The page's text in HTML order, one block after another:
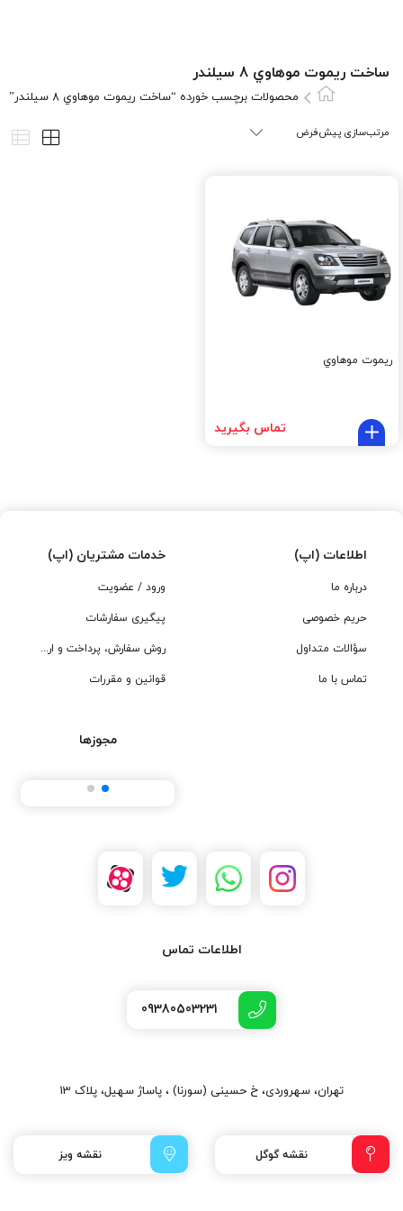
ساخت ريموت موهاوي 8 سيلندر
محصولات برچسب خورده “ساخت ريموت موهاوي 8 سيلندر”
ريموت موهاوي
تماس بگیرید
اطلاعات (اپ)
درباره ما
حریم خصوصی
سؤالات متداول
تماس با ما
خدمات مشتریان (اپ)
ورود / عضویت
پیگیری سفارشات
روش سفارش، پرداخت و ارسال
قوانین و مقررات
مجوزها
اطلاعات تماس
09380503231
تهران، سهروردی، خ حسینی (سورنا) ، پاساژ سهیل، پلاک 13
نقشه گوگل نقشه ویز